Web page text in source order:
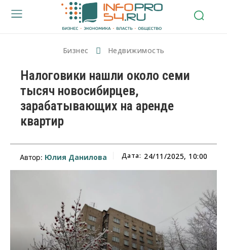
Бизнес Недвижимость
Налоговики нашли около семи
тысяч новосибирцев,
зарабатывающих на аренде
квартир
Автор: Юлия Данилова Дата: 24/11/2025, 10:00